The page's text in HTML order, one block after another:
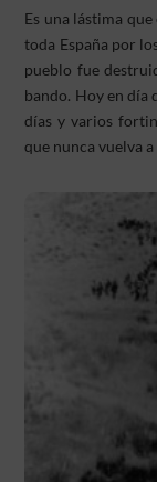
Es una lástima
toda España por
pueblo fue
bando. Hoy en día
días y varios
que nunca vuelva